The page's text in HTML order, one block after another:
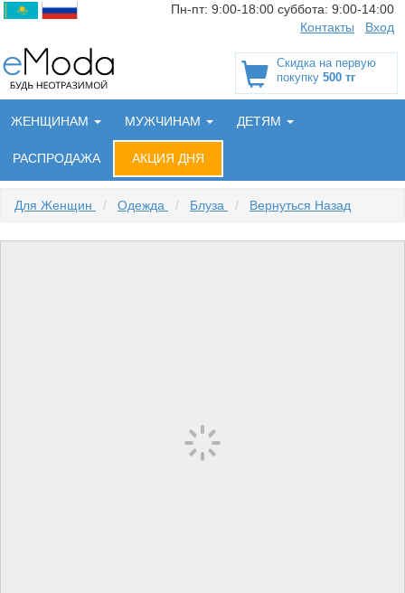
Пн-пт: 9:00-18:00 суббота: 9:00-14:00
Контакты
Вход
Скидка на первую
покупку 500 тг
ЖЕНЩИНАМ МУЖЧИНАМ ДЕТЯМ
РАСПРОДАЖА АКЦИЯ ДНЯ
Для Женщин / Одежда / Блуза / Вернуться Назад